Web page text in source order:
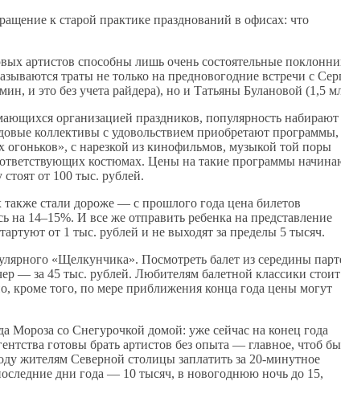
к старой практике празднований в офисах: что
артистов способны лишь очень состоятельные
траты не только на предновогодние встречи с
и это без учета райдера), но и Татьяны Булановой (1,5
организацией праздников, популярность набирают
коллективы с удовольствием приобретают программы,
огоньков», с нарезкой из кинофильмов, музыкой той поры
костюмах. Цены на такие программы
от 100 тыс. рублей.
стали дороже — с прошлого года цена билетов
14–15%. И все же отправить ребенка на представление
от 1 тыс. рублей и не выходят за пределы 5 тысяч.
«Щелкунчика». Посмотреть балет из середины
— за 45 тыс. рублей. Любителям балетной классики стоит
кроме того, по мере приближения конца года цены могут
Мороза со Снегурочкой домой: уже сейчас на конец года
готовы брать артистов без опыта — главное, чтоб
жителям Северной столицы заплатить за 20-минутное
дни года — 10 тысяч, в новогоднюю ночь до 15,